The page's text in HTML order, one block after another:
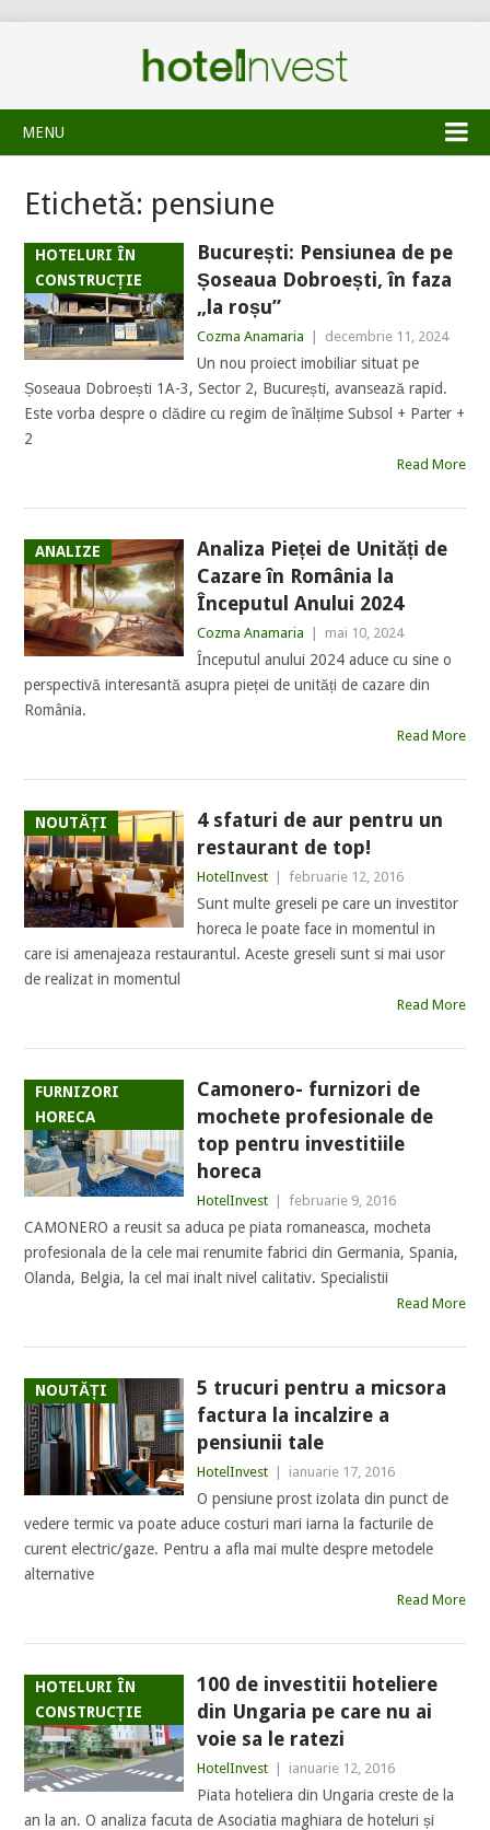
MENU
Etichetă: pensiune
HOTELURI ÎN
CONSTRUCȚIE
București: Pensiunea de pe
Șoseaua Dobroești, în faza
„la roșu”
Cozma Anamaria decembrie 11, 2024
Un nou proiect imobiliar situat pe
Șoseaua Dobroești 1A-3, Sector 2, București, avansează rapid.
Este vorba despre o clădire cu regim de înălțime Subsol + Parter +
2
Read More
ANALIZE
Analiza Pieței de Unități de
Cazare în România la
Începutul Anului 2024
Cozma Anamaria mai 10, 2024
Începutul anului 2024 aduce cu sine o
perspectivă interesantă asupra pieței de unități de cazare din
România.
Read More
NOUTĂȚI
4 sfaturi de aur pentru un
restaurant de top!
HotelInvest februarie 12, 2016
Sunt multe greseli pe care un investitor
horeca le poate face in momentul in
care isi amenajeaza restaurantul. Aceste greseli sunt si mai usor
de realizat in momentul
Read More
FURNIZORI
HORECA
Camonero- furnizori de
mochete profesionale de
top pentru investitiile
horeca
HotelInvest februarie 9, 2016
CAMONERO a reusit sa aduca pe piata romaneasca, mocheta
profesionala de la cele mai renumite fabrici din Germania, Spania,
Olanda, Belgia, la cel mai inalt nivel calitativ. Specialistii
Read More
NOUTĂȚI
5 trucuri pentru a micsora
factura la incalzire a
pensiunii tale
HotelInvest ianuarie 17, 2016
O pensiune prost izolata din punct de
vedere termic va poate aduce costuri mari iarna la facturile de
curent electric/gaze. Pentru a afla mai multe despre metodele
alternative
Read More
HOTELURI ÎN
CONSTRUCȚIE
100 de investitii hoteliere
din Ungaria pe care nu ai
voie sa le ratezi
HotelInvest ianuarie 12, 2016
Piata hoteliera din Ungaria creste de la
an la an. O analiza facuta de Asociatia maghiara de hoteluri și